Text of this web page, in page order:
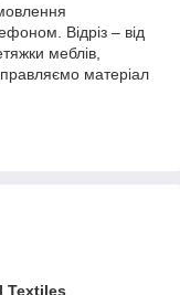
Відріз – від
меблів,
матеріал
Textiles